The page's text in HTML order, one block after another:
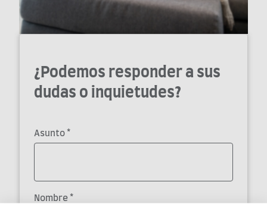
¿Podemos responder a sus
dudas o inquietudes?
Asunto *
Nombre *